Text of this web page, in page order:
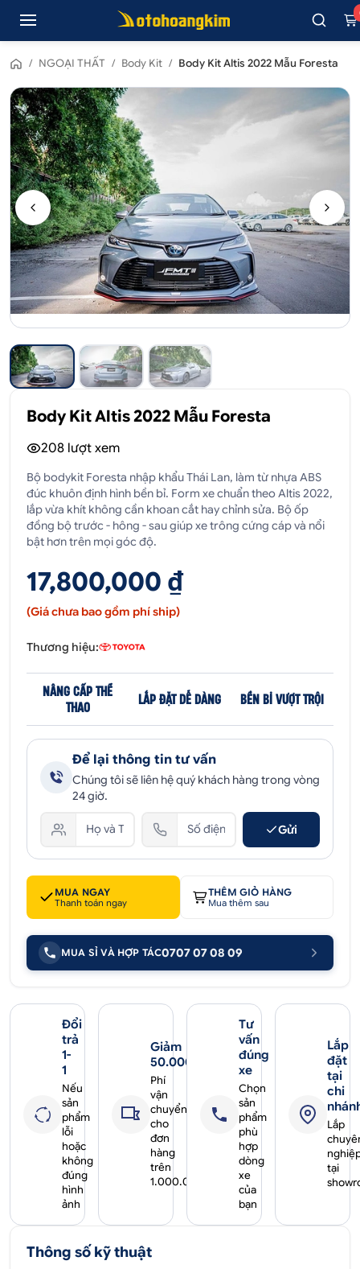
/ NGOẠI THẤT / Body Kit / Body Kit Altis 2022 Mẫu Foresta
Body Kit Altis 2022 Mẫu Foresta
208 lượt xem
Bộ bodykit Foresta nhập khẩu Thái Lan, làm từ nhựa ABS
đúc khuôn định hình bền bỉ. Form xe chuẩn theo Altis 2022,
lắp vừa khít không cần khoan cắt hay chỉnh sửa. Bộ ốp
đồng bộ trước - hông - sau giúp xe trông cứng cáp và nổi
bật hơn trên mọi góc độ.
17,800,000 ₫
(Giá chưa bao gồm phí ship)
Thương hiệu:
NÂNG CẤP THỂ
THAO
LẮP ĐẶT DỄ DÀNG BỀN BỈ VƯỢT TRỘI
Để lại thông tin tư vấn
Chúng tôi sẽ liên hệ quý khách hàng trong vòng
24 giờ.
Gửi
MUA NGAY
Thanh toán ngay
THÊM GIỎ HÀNG
Mua thêm sau
MUA SỈ VÀ HỢP TÁC0707 07 08 09
Đổi
trả
1-
1
Nếu
sản
phẩm
lỗi
hoặc
không
đúng
hình
ảnh
Giảm
50.000₫
Phí
vận
chuyển
cho
đơn
hàng
trên
1.000.000₫
Tư
vấn
đúng
xe
Chọn
sản
phẩm
phù
hợp
dòng
xe
của
bạn
Lắp
đặt
tại
chi
Lắp
tại
Thông số kỹ thuật